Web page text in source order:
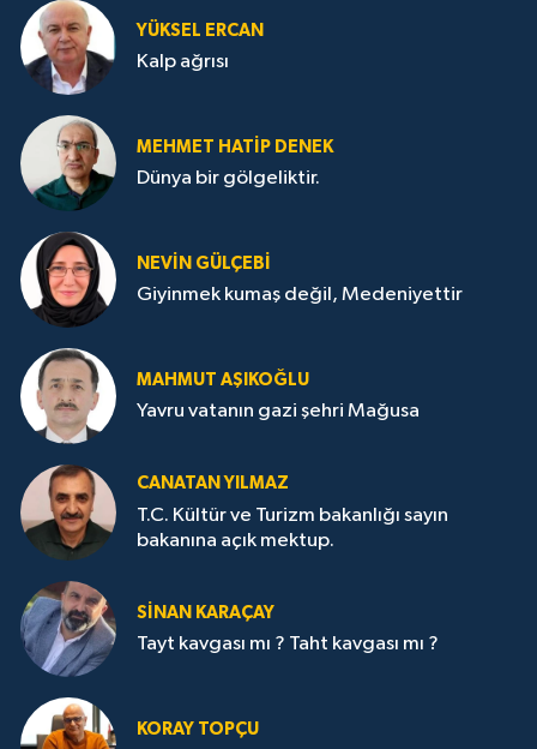
YÜKSEL ERCAN
Kalp ağrısı
MEHMET HATİP DENEK
Dünya bir gölgeliktir.
NEVİN GÜLÇEBİ
Giyinmek kumaş değil, Medeniyettir
MAHMUT AŞIKOĞLU
Yavru vatanın gazi şehri Mağusa
CANATAN YILMAZ
T.C. Kültür ve Turizm bakanlığı sayın
bakanına açık mektup.
SİNAN KARAÇAY
Tayt kavgası mı ? Taht kavgası mı ?
KORAY TOPÇU